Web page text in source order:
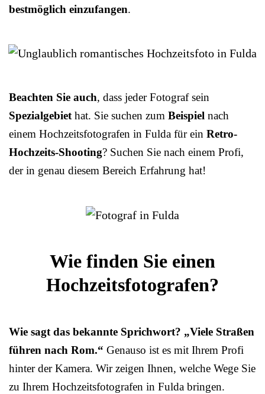
bestmöglich einzufangen.
Beachten Sie auch, dass jeder Fotograf sein
Spezialgebiethat. Sie suchen zum Beispiel nach
einem Hochzeitsfotografen in Fulda für ein Retro-
Hochzeits-Shooting? Suchen Sie nach einem Profi,
der in genau diesem Bereich Erfahrung hat!
Wie finden Sie einen
Hochzeitsfotografen?
Wie sagt das bekannte Sprichwort? „Viele Straßen
führen nach Rom.“ Genauso ist es mit Ihrem Profi
hinter der Kamera. Wir zeigen Ihnen, welche Wege Sie
zu Ihrem Hochzeitsfotografen in Fulda bringen.